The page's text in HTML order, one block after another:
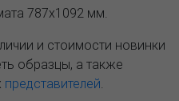
787х1092 мм.
и стоимости новинки
образцы, а также
представителей.